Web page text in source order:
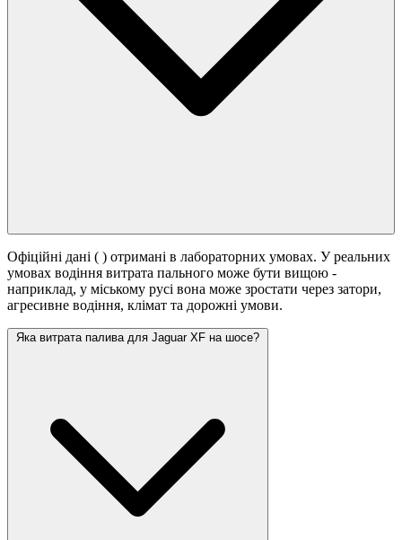
Офіційні дані ( ) отримані в лабораторних умовах. У реальних
умовах водіння витрата пального може бути вищою -
наприклад, у міському русі вона може зростати через затори,
агресивне водіння, клімат та дорожні умови.
Яка витрата палива для Jaguar XF на шосе?